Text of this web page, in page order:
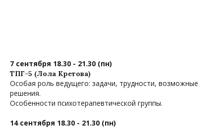
7 сентября 18.30 - 21.30 (пн)
ТПГ-5 (Лола Кретова)
Особая роль ведущего: задачи, трудности, возможные
решения.
Особенности психотерапевтической группы.
14 сентября 18.30 - 21.30 (пн)